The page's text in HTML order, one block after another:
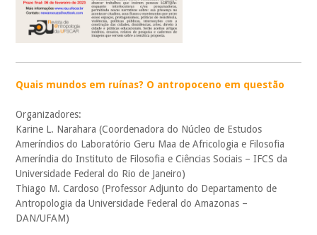
Quais mundos em ruínas? O antropoceno em questão
Organizadores:
Karine L. Narahara (Coordenadora do Núcleo de Estudos
Ameríndios do Laboratório Geru Maa de Africologia e Filosofia
Ameríndia do Instituto de Filosofia e Ciências Sociais – IFCS da
Universidade Federal do Rio de Janeiro)
Thiago M. Cardoso (Professor Adjunto do Departamento de
Antropologia da Universidade Federal do Amazonas –
DAN/UFAM)